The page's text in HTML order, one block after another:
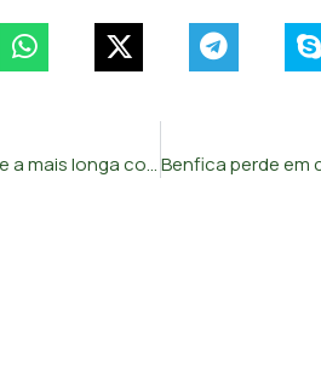
Grande Rota das Montanhas Mágicas recebe a mais longa corrida em Portugal